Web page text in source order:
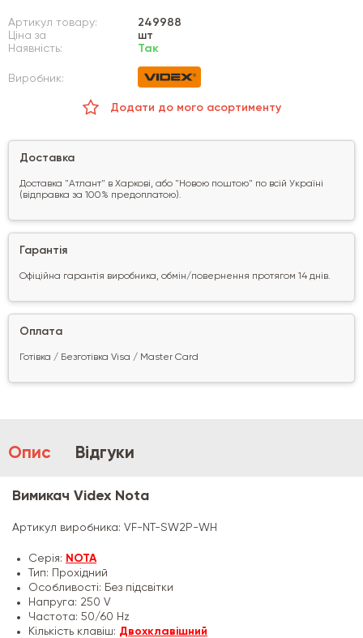
Артикул товару:
249988
Ціна за
шт
Наявність:
Так
Виробник:
Додати до мого асортименту
Доставка
Доставка "Атлант" в Харкові, або "Новою поштою" по всій Україні
(відправка за 100% предоплатою).
Гарантія
Офіційна гарантія виробника, обмін/повернення протягом 14 днів.
Оплата
Готівка / Безготівка Visa / Master Card
Опис Відгуки
Вимикач Videx Nota
Артикул виробника: VF-NT-SW2P-WH
Серія: NOTA
Тип: Прохідний
Особливості: Без підсвітки
Напруга: 250 V
Частота: 50/60 Hz
Кількість клавіш: Двохклавішний